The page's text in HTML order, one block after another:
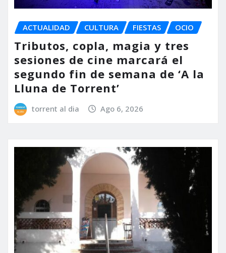
ACTUALIDAD CULTURA FIESTAS OCIO
Tributos, copla, magia y tres
sesiones de cine marcará el
segundo fin de semana de ‘A la
Lluna de Torrent’
torrent al dia Ago 6, 2026